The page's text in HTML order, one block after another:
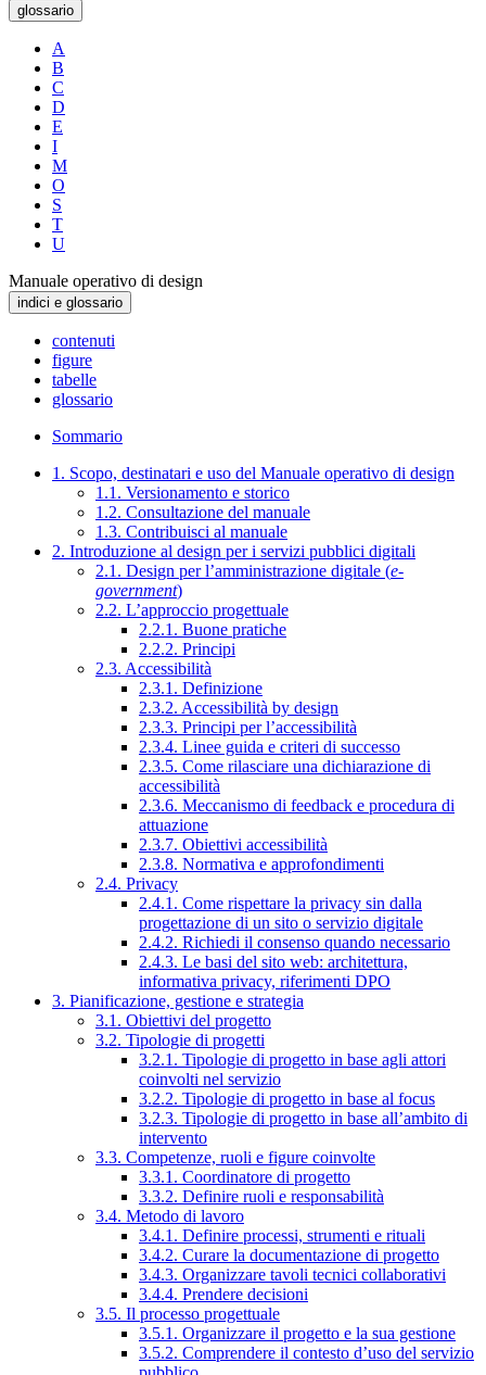
glossario
A
B
C
D
E
I
M
O
S
T
U
Manuale operativo di design
indici e glossario
contenuti
figure
tabelle
glossario
Sommario
1. Scopo, destinatari e uso del Manuale operativo di design
1.1. Versionamento e storico
1.2. Consultazione del manuale
1.3. Contribuisci al manuale
2. Introduzione al design per i servizi pubblici digitali
2.1. Design per l’amministrazione digitale (e-
government)
2.2. L’approccio progettuale
2.2.1. Buone pratiche
2.2.2. Principi
2.3. Accessibilità
2.3.1. Definizione
2.3.2. Accessibilità by design
2.3.3. Principi per l’accessibilità
2.3.4. Linee guida e criteri di successo
2.3.5. Come rilasciare una dichiarazione di
accessibilità
2.3.6. Meccanismo di feedback e procedura di
attuazione
2.3.7. Obiettivi accessibilità
2.3.8. Normativa e approfondimenti
2.4. Privacy
2.4.1. Come rispettare la privacy sin dalla
progettazione di un sito o servizio digitale
2.4.2. Richiedi il consenso quando necessario
2.4.3. Le basi del sito web: architettura,
informativa privacy, riferimenti DPO
3. Pianificazione, gestione e strategia
3.1. Obiettivi del progetto
3.2. Tipologie di progetti
3.2.1. Tipologie di progetto in base agli attori
coinvolti nel servizio
3.2.2. Tipologie di progetto in base al focus
3.2.3. Tipologie di progetto in base all’ambito di
intervento
3.3. Competenze, ruoli e figure coinvolte
3.3.1. Coordinatore di progetto
3.3.2. Definire ruoli e responsabilità
3.4. Metodo di lavoro
3.4.1. Definire processi, strumenti e rituali
3.4.2. Curare la documentazione di progetto
3.4.3. Organizzare tavoli tecnici collaborativi
3.4.4. Prendere decisioni
3.5. Il processo progettuale
3.5.1. Organizzare il progetto e la sua gestione
3.5.2. Comprendere il contesto d’uso del servizio